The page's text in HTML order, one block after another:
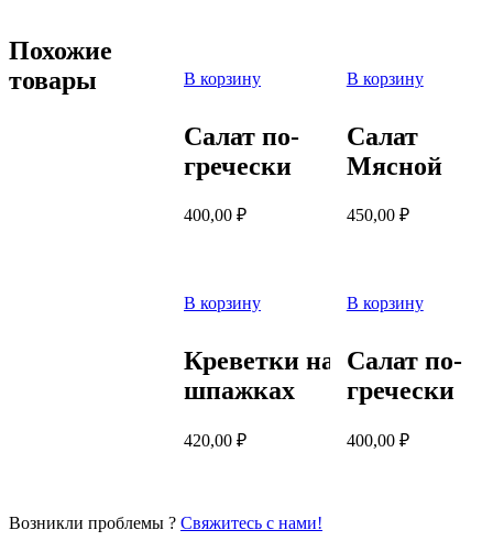
Похожие
товары
В корзину
Салат по-
гречески
400,00 ₽
В корзину
Салат
Мясной
450,00 ₽
В корзину
Креветки на
шпажках
420,00 ₽
В корзину
Салат по-
гречески
400,00 ₽
Возникли проблемы ? Свяжитесь с нами!